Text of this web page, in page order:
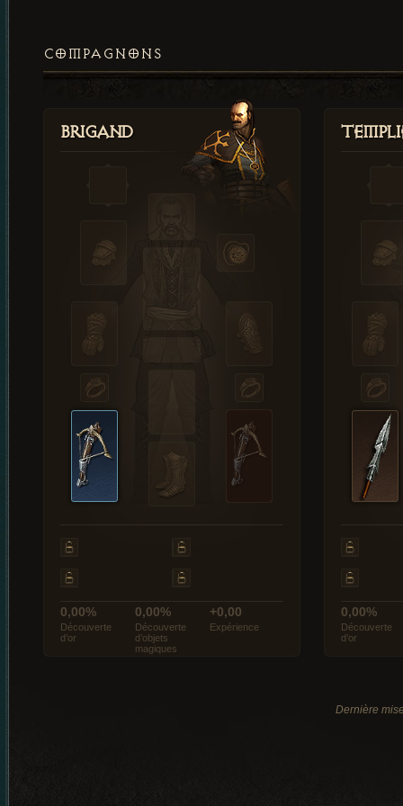
COMPAGNONS
Brigand
0,00%
Découverte
d’or
0,00%
Découverte
d’objets
magiques
+0,00
Expérience
0,00%
Découverte
d’or
Dernière